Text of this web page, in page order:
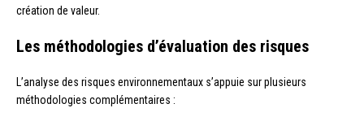
création de valeur.
Les méthodologies d’évaluation des risques
L’analyse des risques environnementaux s’appuie sur plusieurs
méthodologies complémentaires :